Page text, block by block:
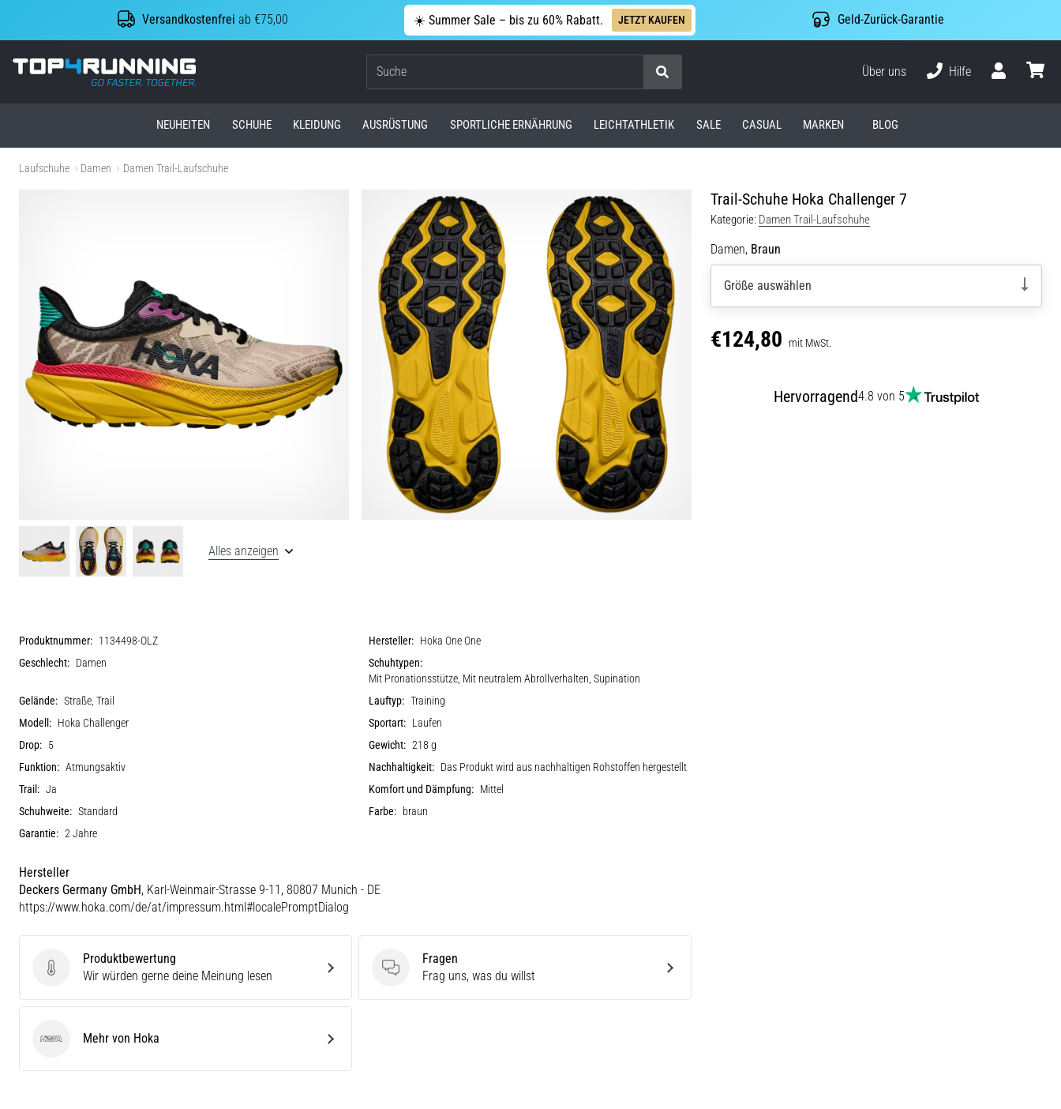
Versandkostenfrei ab €75,00 ☀️ Summer Sale – bis zu 60% Rabatt. JETZT KAUFEN Geld-Zurück-Garantie
Top4Running.at
Suche
Über uns
Hilfe
NEUHEITEN SCHUHE KLEIDUNG AUSRÜSTUNG SPORTLICHE ERNÄHRUNG LEICHTATHLETIK SALE CASUAL MARKEN BLOG
Laufschuhe Damen Damen Trail-Laufschuhe
Trail-Schuhe Hoka Challenger 7
Kategorie: Damen Trail-Laufschuhe
Damen, Braun
Größe auswählen
€124,80 mit MwSt.
Hervorragend4.8 von 5
Alles anzeigen
Produktnummer: 1134498-OLZ Hersteller: Hoka One One
Geschlecht: Damen
Schuhtypen:
Mit Pronationsstütze, Mit neutralem Abrollverhalten, Supination
Gelände: Straße, Trail Lauftyp: Training
Modell: Hoka Challenger Sportart: Laufen
Drop: 5 Gewicht: 218 g
Funktion: Atmungsaktiv Nachhaltigkeit: Das Produkt wird aus nachhaltigen Rohstoffen hergestellt
Trail: Ja Komfort und Dämpfung: Mittel
Schuhweite: Standard Farbe: braun
Garantie: 2 Jahre
Hersteller
Deckers Germany GmbH, Karl-Weinmair-Strasse 9-11, 80807 Munich - DE
https://www.hoka.com/de/at/impressum.html#localePromptDialog
Produktbewertung
Produktbewertung
Wir würden gerne deine Meinung lesen
Fragen
Fragen
Frag uns, was du willst
Hoka Mehr von Hoka